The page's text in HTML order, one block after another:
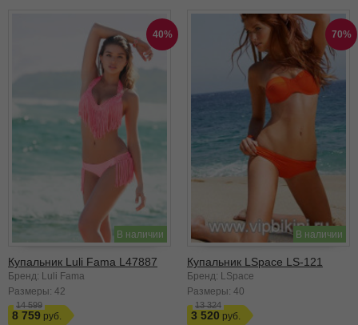
40%
В наличии
Купальник Luli Fama L47887
Бренд: Luli Fama
Размеры: 42
14 599
8 759
70%
В наличии
Купальник LSpace LS-121
Бренд: LSpace
Размеры: 40
13 324
3 520